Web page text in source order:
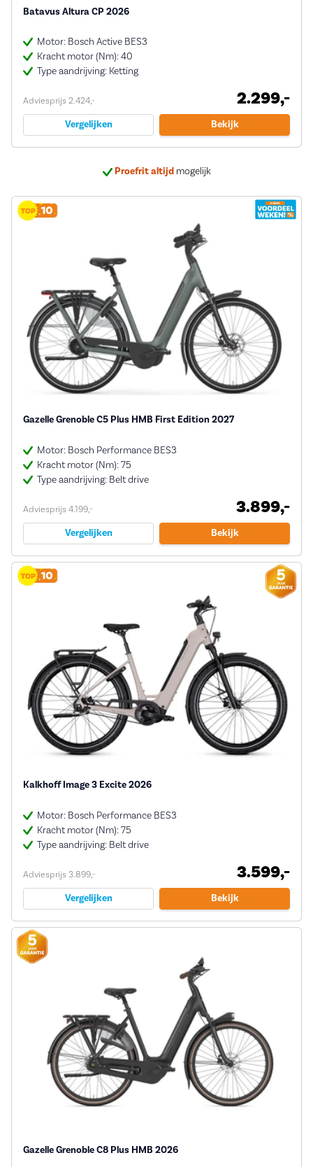
Batavus Altura CP 2026
Motor: Bosch Active BES3
Kracht motor (Nm): 40
Type aandrijving: Ketting
Adviesprijs 2.424,- 2.299,-
Vergelijken Bekijk
Proefrit altijdmogelijk
Gazelle Grenoble C5 Plus HMB First Edition 2027
Motor: Bosch Performance BES3
Kracht motor (Nm): 75
Type aandrijving: Belt drive
Adviesprijs 4.199,- 3.899,-
Vergelijken Bekijk
Kalkhoff Image 3 Excite 2026
Motor: Bosch Performance BES3
Kracht motor (Nm): 75
Type aandrijving: Belt drive
Adviesprijs 3.899,- 3.599,-
Vergelijken Bekijk
Gazelle Grenoble C8 Plus HMB 2026